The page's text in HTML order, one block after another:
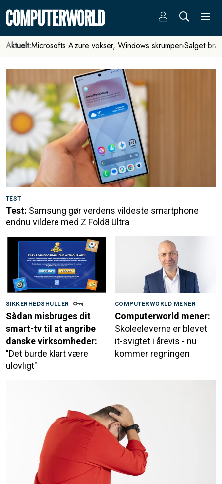
Aktuelt:Microsofts Azure vokser, Windows skrumper Salget
TEST
Test: Samsung gør verdens vildeste smartphone
endnu vildere med Z Fold8 Ultra
SIKKERHEDSHULLER
Sådan misbruges dit
smart-tv til at angribe
danske virksomheder:
"Det burde klart være
ulovligt"
COMPUTERWORLD MENER
Computerworld mener:
Skoleeleverne er blevet
it-svigtet i årevis - nu
kommer regningen